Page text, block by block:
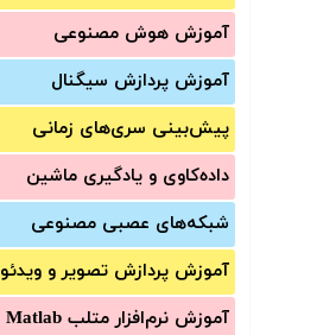
آموزش‌ هوش مصنوعی
آموزش‌ پردازش سیگنال
پیش‌‌بینی سری‌‌های زمانی
داده‌کاوی و یادگیری ماشین
شبکه‌های عصبی مصنوعی
آموزش‌ پردازش تصویر و ویدئو
آموزش‌ نرم‌افزار متلب Matlab